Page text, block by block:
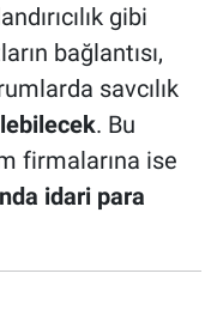
gibi
bağlantısı,
savcılık
. Bu
firmalarına ise
idari para